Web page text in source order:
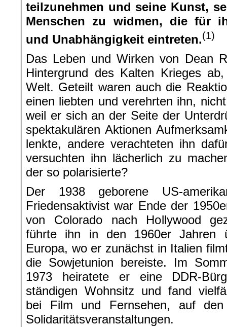
teilzunehmen und seine Kunst,
Menschen zu widmen, die für
und Unabhängigkeit eintreten.(1)
Das Leben und Wirken von Dean
Hintergrund des Kalten Krieges
Welt. Geteilt waren auch die
einen liebten und verehrten ihn,
weil er sich an der Seite der
spektakulären Aktionen
lenkte, andere verachteten ihn
versuchten ihn lächerlich zu
der so polarisierte?
Der 1938 geborene US-
Friedensaktivist war Ende der
von Colorado nach Hollywood
führte ihn in den 1960er Jahren
Europa, wo er zunächst in Italien
die Sowjetunion bereiste. Im
1973 heiratete er eine DDR-
ständigen Wohnsitz und fand
bei Film und Fernsehen, auf
Solidaritätsveranstaltungen.